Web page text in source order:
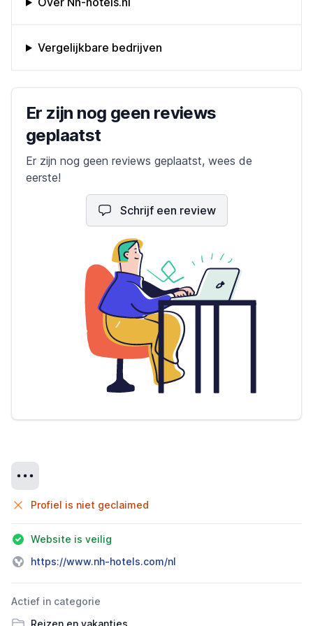
Vergelijkbare bedrijven
Bedrijfs reviews
Er zijn nog geen reviews
geplaatst
Er zijn nog geen reviews geplaatst, wees de
eerste!
Schrijf een review
Profiel is niet geclaimed
Website is veilig
https://www.nh-hotels.com/nl
Actief in categorie
Reizen en vakanties